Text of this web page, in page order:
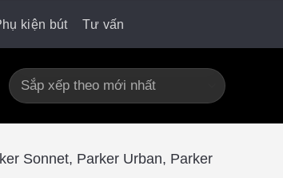
kiện bút Tư vấn
Sonnet, Parker Urban, Parker